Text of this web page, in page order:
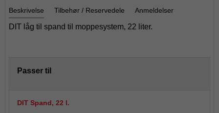
Beskrivelse Tilbehør / Reservedele Anmeldelser
DIT låg til spand til moppesystem, 22 liter.
Passer til
DIT Spand, 22 l.